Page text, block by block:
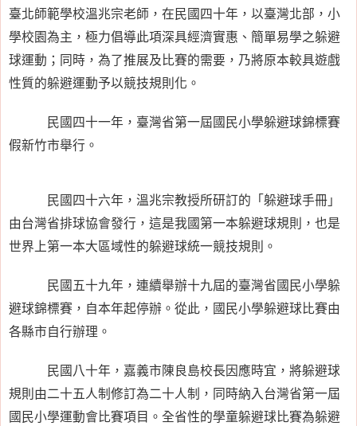
臺北師範學校溫兆宗老師，在民國四十年，以臺灣北部，小
學校園為主，極力倡導此項深具經濟實惠、簡單易學之躲避
球運動；同時，為了推展及比賽的需要，乃將原本較具遊戲
性質的躲避運動予以競技規則化。
民國四十一年，臺灣省第一屆國民小學躲避球錦標賽
假新竹市舉行。
民國四十六年，溫兆宗教授所研訂的「躲避球手冊」
由台灣省排球協會發行，這是我國第一本躲避球規則，也是
世界上第一本大區域性的躲避球統一競技規則。
民國五十九年，連續舉辦十九屆的臺灣省國民小學躲
避球錦標賽，自本年起停辦。從此，國民小學躲避球比賽由
各縣市自行辦理。
民國八十年，嘉義市陳良島校長因應時宜，將躲避球
規則由二十五人制修訂為二十人制，同時納入台灣省第一屆
國民小學運動會比賽項目。全省性的學童躲避球比賽為躲避